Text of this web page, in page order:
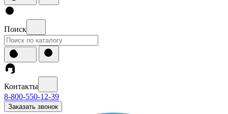
Поиск
Контакты
8-800-550-12-39
Заказать звонок